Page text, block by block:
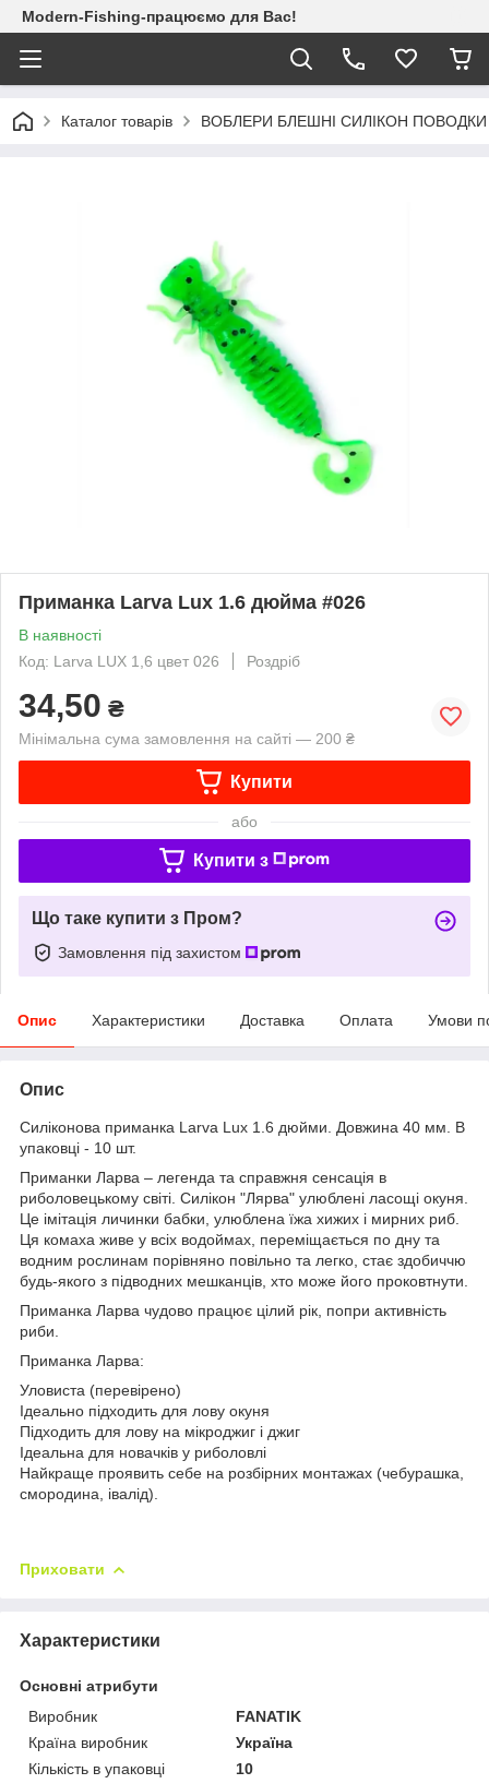
Modern-Fishing-працюємо для Вас!
Каталог товарів ВОБЛЕРИ БЛЕШНІ СИЛІКОН
Приманка Larva Lux 1.6 дюйма #026
В наявності
Код: Larva LUX 1,6 цвет 026
Роздріб
34,50 ₴
Мінімальна сума замовлення на сайті — 200 ₴
Купити
або
Купити з
Що таке купити з Пром?
Замовлення під захистом
Опис Характеристики Доставка Оплата Умови
Опис
Cиліконова приманка Larva Lux 1.6 дюйми. Довжина 40 мм. В
упаковці - 10 шт.
Приманки Ларва – легенда та справжня сенсація в
риболовецькому світі. Силікон "Лярва" улюблені ласощі окуня.
Це імітація личинки бабки, улюблена їжа хижих і мирних риб.
Ця комаха живе у всіх водоймах, переміщається по дну та
водним рослинам порівняно повільно та легко, стає здобиччю
будь-якого з підводних мешканців, хто може його проковтнути.
Приманка Ларва чудово працює цілий рік, попри активність
риби.
Приманка Ларва:
Уловиста (перевірено)
Ідеально підходить для лову окуня
Підходить для лову на мікроджиг і джиг
Ідеальна для новачків у риболовлі
Найкраще проявить себе на розбірних монтажах (чебурашка,
смородина, івалід).
Приховати
Характеристики
Основні атрибути
Виробник
FANATIK
Країна виробник
Україна
Кількість в упаковці
10